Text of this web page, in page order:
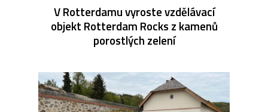
V Rotterdamu vyroste vzdělávací
objekt Rotterdam Rocks z kamenů
porostlých zelení